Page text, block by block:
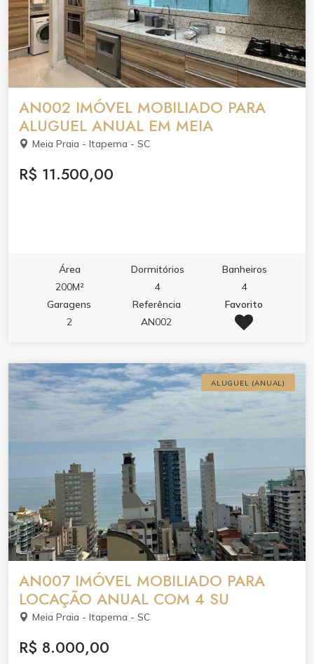
AN002 IMÓVEL MOBILIADO PARA
ALUGUEL ANUAL EM MEIA
Meia Praia - Itapema - SC
R$ 11.500,00
Área
200M²
Dormitórios
4
Banheiros
4
Garagens
2
Referência
AN002
Favorito
ALUGUEL (ANUAL)
AN007 IMÓVEL MOBILIADO PARA
LOCAÇÃO ANUAL COM 4 SU
Meia Praia - Itapema - SC
R$ 8.000,00